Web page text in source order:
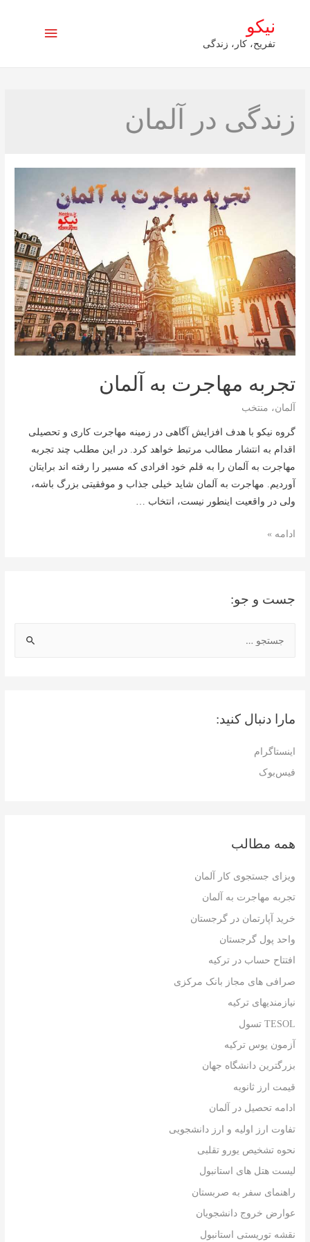
نیکو
تفریح، کار، زندگی
فهرست
جست و جو:
بمارا دنبال کنید:
اینستاگرام
فیس‌بوک
همه مطالب
ویزای جستجوی کار آلمان
تجربه مهاجرت به آلمان
خرید آپارتمان در گرجستان
واحد پول گرجستان
افتتاح حساب در ترکیه
صرافی های مجاز بانک مرکزی
نیازمندیهای ترکیه
TESOL تسول
آزمون یوس ترکیه
بزرگترین دانشگاه جهان
قیمت ارز ثانویه
ادامه تحصیل در آلمان
تفاوت ارز اولیه و ارز دانشجویی
نحوه تشخیص یورو تقلبی
لیست هتل های استانبول
راهنمای سفر به صربستان
عوارض خروج دانشجویان
نقشه توریستی استانبول
زندگی در آلمان
تجربه مهاجرت به آلمان
آلمان، منتخب
گروه نیکو با هدف افزایش آگاهی در زمینه مهاجرت کاری و تحصیلی
اقدام به انتشار مطالب مرتبط خواهد کرد. در این مطلب چند تجربه
مهاجرت به آلمان را به قلم خود افرادی که مسیر را رفته اند برایتان
آوردیم. مهاجرت به آلمان شاید خیلی جذاب و موفقیتی بزرگ باشه،
ولی در واقعیت اینطور نیست، انتخاب …
تجربه
ادامه »